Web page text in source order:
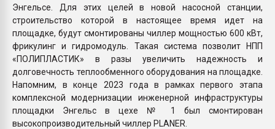
Энгельсе. Для этих целей в новой насосной станции,
строительство которой в настоящее время идет на
площадке, будут смонтированы чиллер мощностью 600 кВт,
фрикулинг и гидромодуль. Такая система позволит НПП
«ПОЛИПЛАСТИК» в разы увеличить надежность и
долговечность теплообменного оборудования на площадке.
Напомним, в конце 2023 года в рамках первого этапа
комплексной модернизации инженерной инфраструктуры
площадки Энгельс в цехе № 1 был смонтирован
высокопроизводительный чиллер PLANER.